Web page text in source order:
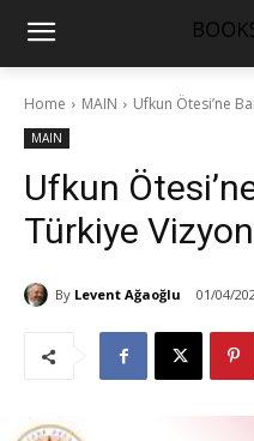
Home MAIN Ufkun Ötesi’ne
MAIN
Ufkun
Türkiye
By Levent Ağaoğlu 01/04/